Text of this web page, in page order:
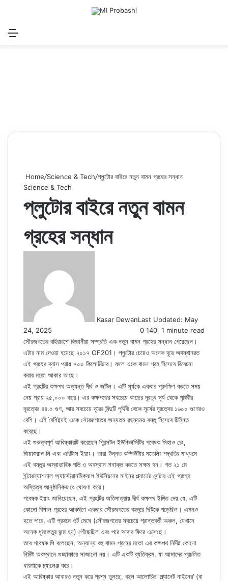
Menu
Home/Science & Tech/প্লুটোর বাইরে নতুন বামন গ্রহের সন্ধান
Science & Tech
প্লুটোর বাইরে নতুন বামন
গ্রহের সন্ধান
Kasar DewanLast Updated: May
24, 2025
0 140 1 minute read
সৌরজগতের বহিরাংশে বিজ্ঞানীরা সম্প্রতি এক নতুন বামন গ্রহের সন্ধান পেয়েছেন।
এটার নাম দেওয়া হয়েছে ২০১৭ OF201। প্লুটোর চেয়েও অনেক দূরে অবস্থানরত
এই গ্রহের ব্যাস প্রায় ৭০০ কিলোমিটার। ফলে একে বামন গ্রহ হিসেবে বিবেচনা
করার মতো আকার আছে।
এই গ্রহটির কক্ষপথ অত্যন্ত দীর্ঘ ও জটিল। এটি সূর্যকে একবার প্রদক্ষিণ করতে সময়
নেয় প্রায় ২৫,০০০ বছর। এর কক্ষপথের সবচেয়ে কাছের দূরত্ব সূর্য থেকে পৃথিবীর
দূরত্বের ৪৪.৫ গুণ, আর সবচেয়ে দূরের বিন্দুটি পৃথিবী থেকে সূর্যের দূরত্বের ১৬০০ গুণেরও
বেশি। এই বৈশিষ্ট্যই একে সৌরজগতের অন্যতম রহস্যময় বস্তু হিসেবে চিহ্নিত
করেছে।
এই গুরুত্বপূর্ণ আবিষ্কারটি করেছেন প্রিন্সটন ইউনিভার্সিটির গবেষক সিহাও চেং,
জিয়াশুয়ান লি এবং এরিটাস ইয়াং। তারা উন্নত কম্পিউটার মডেলিং পদ্ধতির মাধ্যমে
এই বস্তুর অস্বাভাবিক গতি ও অবস্থান শনাক্ত করতে সক্ষম হন। গত ২১ মে
ইন্টারন্যাশনাল অ্যাস্ট্রোনমিক্যাল ইউনিয়নের মাইনর প্ল্যানেট সেন্টার এই গ্রহের
অস্তিত্ব আনুষ্ঠানিকভাবে ঘোষণা করে।
গবেষক ইয়াং জানিয়েছেন, এই গ্রহটির অতিমাত্রায় দীর্ঘ কক্ষপথ ইঙ্গিত দেয় যে, এটি
কোনো বিশাল গ্রহের আকর্ষণে একবার সৌরজগতের বহুদূরে ছিটকে পড়েছিল। এমনও
হতে পারে, এটি প্রথমে ওর্ট মেঘে (সৌরজগতের সবচেয়ে প্রান্তবর্তী অঞ্চল, যেখানে
অনেক ধূমকেতুর জন্ম হয়) পৌঁছেছিল এবং পরে আবার ফিরে এসেছে।
তবে গবেষক লি বলেছেন, অন্যান্য বহু বামন গ্রহের মতো এর কক্ষপথ নির্দিষ্ট কোনো
নির্দিষ্ট অবস্থানে গুচ্ছাকারে সাজানো নয়। এটি একটি ব্যতিক্রম, যা আমাদের প্রচলিত
ধারণাকে চ্যালেঞ্জ করে।
এই আবিষ্কার আবারও নতুন করে প্রশ্ন তুলছে, বহুল আলোচিত ‘প্ল্যানেট নাইনের’ (বা